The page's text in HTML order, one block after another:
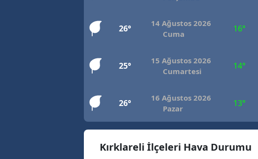
Giresun
Gümüşhane
26°
14 Ağustos 2026
Cuma
16°
25°
15 Ağustos 2026
Cumartesi
14°
26°
16 Ağustos 2026
Pazar
13°
Kırklareli İlçeleri Hava Durumu